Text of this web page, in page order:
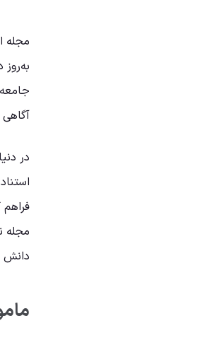
مجله
در
مجله
دانش